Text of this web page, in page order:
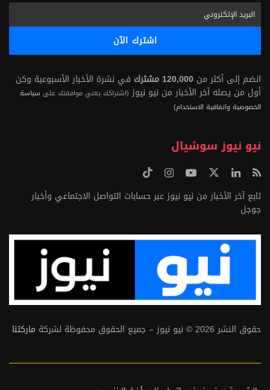
انضم إلى أكثر من 120,000 مشترك
في نشرة الأخبار الأسبوعية وكن
أول من يصله آخر الأخبار من نيو نيوز (اشتراكك يعني موافقتك على سياسة
الخصوصية واتفاقية الاستخدام)
نيو نيوز سوشيال
تابع آخر الأخبار من نيو نيوز عبر حسابات التواصل الاجتماعي وأخبار
جوجل
حقوق النشر 2026 © نيو نيوز – جميع الحقوق محفوظة لشركة ماركتنا